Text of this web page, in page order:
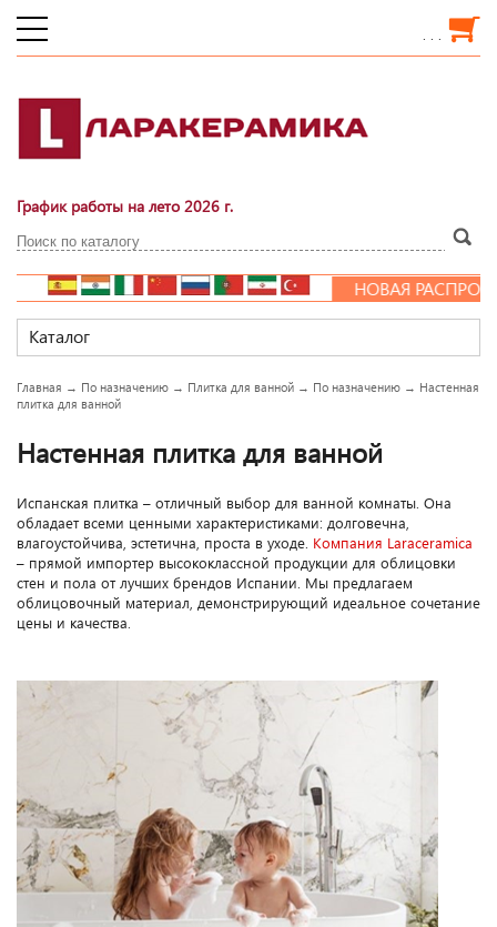
. . .
График работы на лето 2026 г.
НОВАЯ РАСПРОДАЖА!!!
LARACERAMICA В
Каталог
Главная → По назначению → Плитка для ванной → По назначению → Настенная
плитка для ванной
Настенная плитка для ванной
Испанская плитка – отличный выбор для ванной комнаты. Она
обладает всеми ценными характеристиками: долговечна,
влагоустойчива, эстетична, проста в уходе. Компания Laraceramica
– прямой импортер высококлассной продукции для облицовки
стен и пола от лучших брендов Испании. Мы предлагаем
облицовочный материал, демонстрирующий идеальное сочетание
цены и качества.